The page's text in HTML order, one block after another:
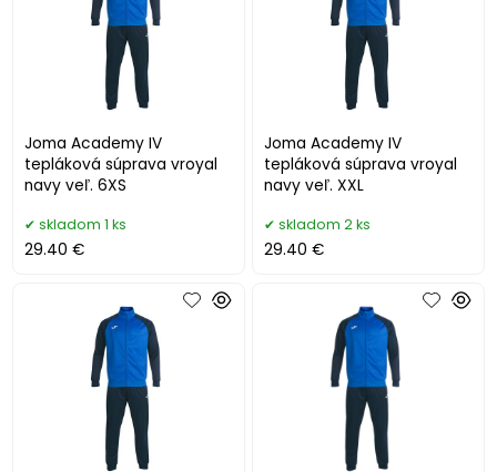
Joma Academy IV
tepláková súprava vroyal
navy veľ. 6XS
skladom 1 ks
29.40 €
Joma Academy IV
tepláková súprava vroyal
navy veľ. XXL
skladom 2 ks
29.40 €